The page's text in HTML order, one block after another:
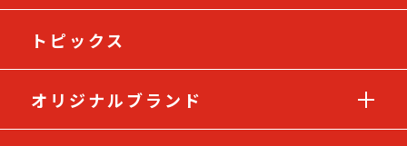
トピックス
オリジナルブランド